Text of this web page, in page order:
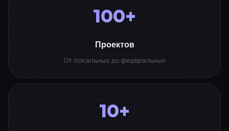
100+
Проектов
От локальных до федеральных
10+